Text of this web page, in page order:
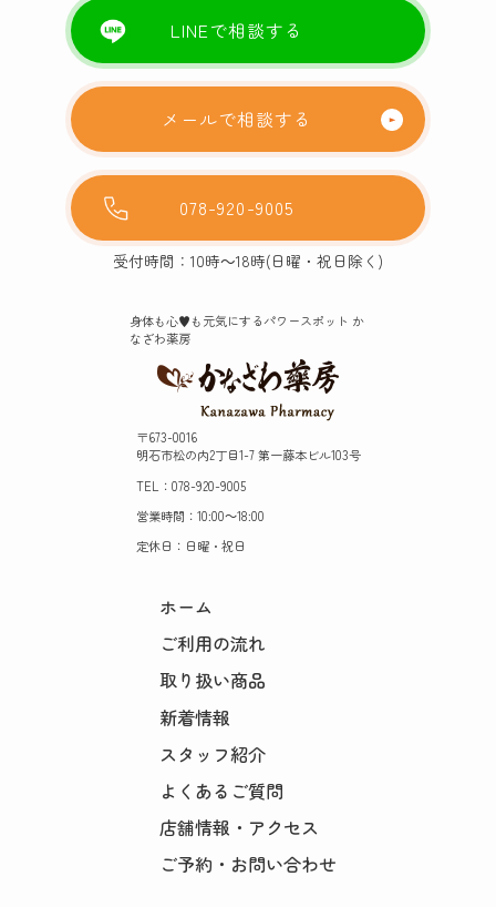
LINEで相談する
メールで相談する
078-920-9005
受付時間：10時～18時(日曜・祝日除く)
身体も心♥️も元気にするパワースポット か
なざわ薬房
〒673-0016
明石市松の内2丁目1-7 第一藤本ビル103号
TEL：078-920-9005
営業時間：10:00～18:00
定休日：日曜・祝日
ホーム
ご利用の流れ
取り扱い商品
新着情報
スタッフ紹介
よくあるご質問
店舗情報・アクセス
ご予約・お問い合わせ